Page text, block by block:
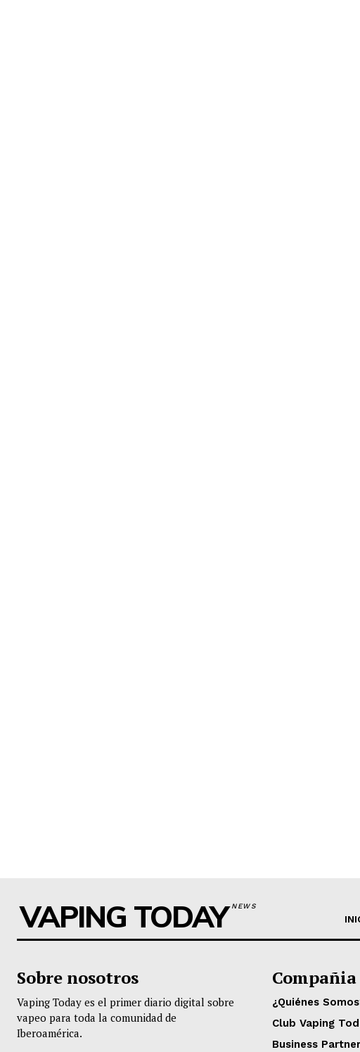
VAPING TODAYNEWS
Sobre nosotros
Vaping Today es el primer diario digital sobre
vapeo para toda la comunidad de
Iberoamérica.
Compañia
¿Quiénes
Club Vaping
Business